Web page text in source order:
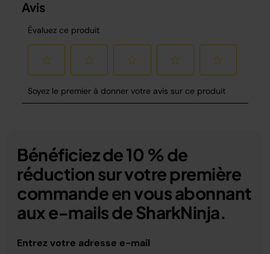
Bénéficiez de 10 % de
réduction sur votre première
commande en vous abonnant
aux e-mails de SharkNinja.
Entrez votre adresse e-mail